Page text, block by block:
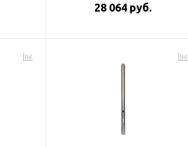
28 064 руб.